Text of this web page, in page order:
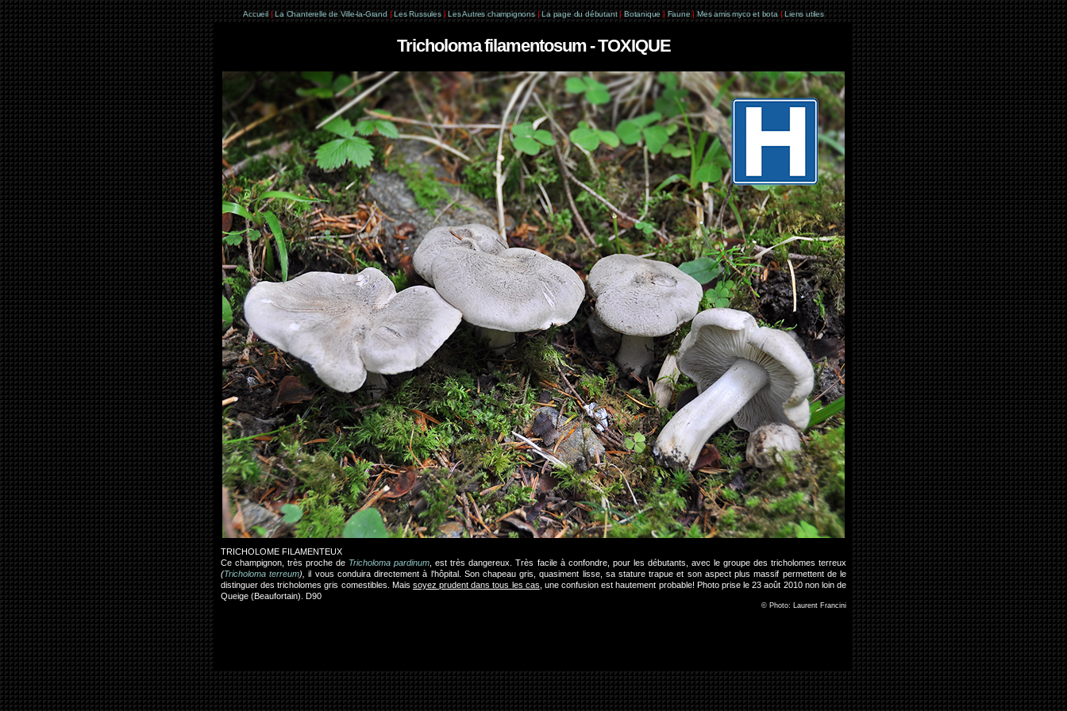
Accueil | La Chanterelle de Ville-la-Grand | Les Russules | Les Autres champignons | La page du débutant | Botanique | Faune | Mes amis myco et bota | Liens utiles
Tricholoma filamentosum - TOXIQUE
TRICHOLOME FILAMENTEUX
Ce champignon, très proche de Tricholoma pardinum , est très dangereux. Très facile à confondre, pour les débutants, avec le groupe des tricholomes terreux
(Tricholoma terreum),
il vous conduira directement à l'hôpital. Son chapeau gris, quasiment lisse, sa stature trapue et son aspect plus massif permettent de le
distinguer des tricholomes gris comestibles. Mais soyez prudent dans tous les cas , une confusion est hautement probable! Photo prise le 23 août 2010 non loin de
Queige (Beaufortain). D90
© Photo: Laurent Francini